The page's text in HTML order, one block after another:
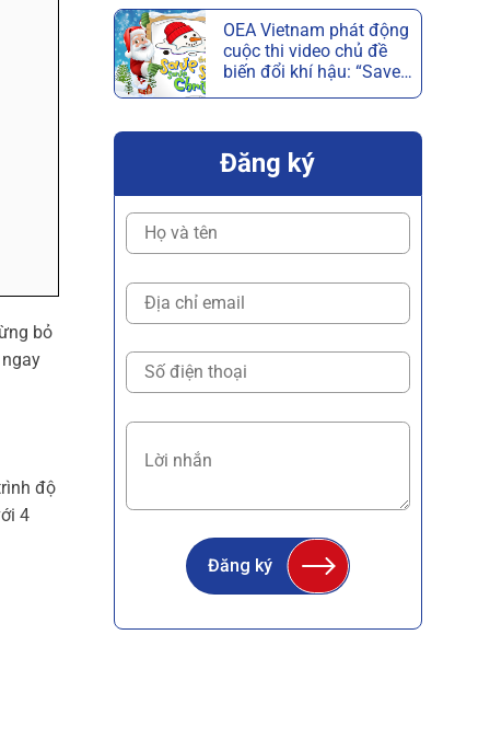
bỏ
độ
4
OEA Vietnam phát động
cuộc thi video chủ đề
biến đổi khí hậu: “Save
Đăng ký
Đăng ký